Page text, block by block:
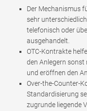
Der Mechanismus
sehr
telefonisch oder
ausgehandelt.
OTC-Kontrakte
den Anlegern
und eröffnen den
Over-the-Counter-
Standardisierung
zugrunde liegende